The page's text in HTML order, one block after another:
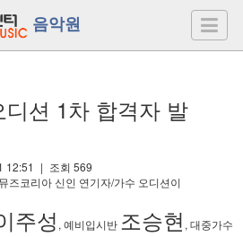
음악원
션 1차 합격자 발
12:51 | 조회 569
즈코리아 신인 연기자/가수 오디션이
주성 , 예비입시반 조승현 , 대중가수